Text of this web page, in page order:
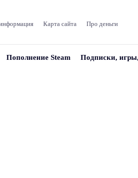
Карта сайта Про деньги
Пополнение Steam Подписки,